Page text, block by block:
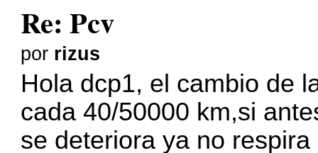
Re: Pcv
por rizus
Hola dcp1, el cambio de
cada 40/50000 km,si
se deteriora ya no